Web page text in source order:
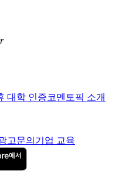
대학 인증코멘토픽 소개
고문의 기업 교육